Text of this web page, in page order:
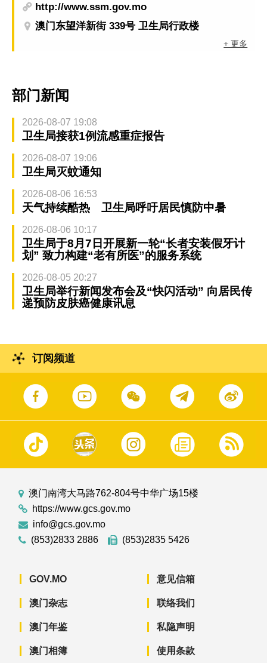
http://www.ssm.gov.mo
澳门东望洋新街 339号 卫生局行政楼
+ 更多
部门新闻
2026-08-07 19:08
卫生局接获1例流感重症报告
2026-08-07 19:06
卫生局灭蚊通知
2026-08-06 16:53
天气持续酷热 卫生局呼吁居民慎防中暑
2026-08-06 10:17
卫生局于8月7日开展新一轮“长者安装假牙计
划” 致力构建“老有所医”的服务系统
2026-08-05 20:27
卫生局举行新闻发布会及“快闪活动” 向居民传
递预防皮肤癌健康讯息
订阅频道
澳门南湾大马路762-804号中华广场15楼
https://www.gcs.gov.mo
info@gcs.gov.mo
(853)2833 2886
(853)2835 5426
GOV.MO
澳门杂志
澳门年鉴
澳门相簿
意见信箱
联络我们
私隐声明
使用条款